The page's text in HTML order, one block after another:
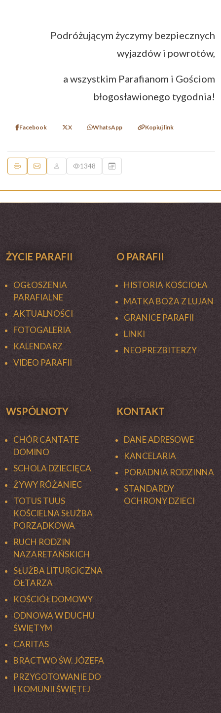
Podróżującym życzymy bezpiecznych
wyjazdów i powrotów,
a wszystkim Parafianom i Gościom
błogosławionego tygodnia!
Facebook X WhatsApp Kopiuj link
1348
ŻYCIE PARAFII
OGŁOSZENIA
PARAFIALNE
AKTUALNOŚCI
FOTOGALERIA
KALENDARZ
VIDEO PARAFII
O PARAFII
HISTORIA KOŚCIOŁA
MATKA BOŻA Z LUJAN
GRANICE PARAFII
LINKI
NEOPREZBITERZY
WSPÓLNOTY
CHÓR CANTATE
DOMINO
SCHOLA DZIECIĘCA
ŻYWY RÓŻANIEC
TOTUS TUUS
KOŚCIELNA SŁUŻBA
PORZĄDKOWA
RUCH RODZIN
NAZARETAŃSKICH
SŁUŻBA LITURGICZNA
OŁTARZA
KOŚCIÓŁ DOMOWY
ODNOWA W DUCHU
ŚWIĘTYM
CARITAS
BRACTWO ŚW. JÓZEFA
PRZYGOTOWANIE DO
I KOMUNII ŚWIĘTEJ
KONTAKT
DANE ADRESOWE
KANCELARIA
PORADNIA RODZINNA
STANDARDY
OCHRONY DZIECI